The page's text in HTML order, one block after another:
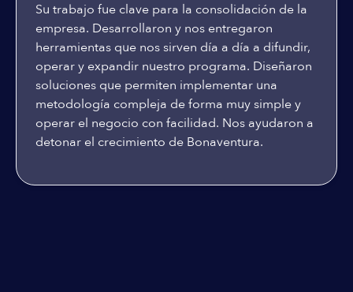
Su trabajo fue clave para la consolidación de la
empresa. Desarrollaron y nos entregaron
herramientas que nos sirven día a día a difundir,
operar y expandir nuestro programa. Diseñaron
soluciones que permiten implementar una
metodología compleja de forma muy simple y
operar el negocio con facilidad. Nos ayudaron a
detonar el crecimiento de Bonaventura.